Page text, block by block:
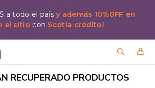
a todo el paísy además 10%0FF en
el sitio con Scotia crédito!
RECUPERADO PRODUCTOS